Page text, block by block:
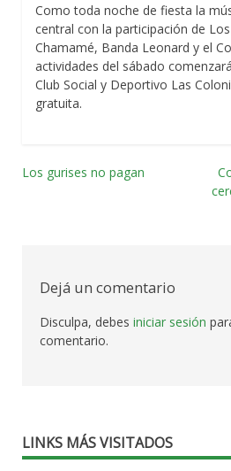
Como toda noche de fiesta la
central con la participación de
Chamamé, Banda Leonard y el
actividades del sábado
Club Social y Deportivo Las
gratuita.
Los gurises no pagan
Dejá un comentario
Disculpa, debes iniciar sesión
comentario.
LINKS MÁS VISITADOS